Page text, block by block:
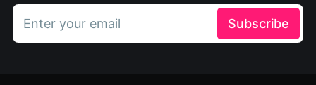
Enter your email Subscribe